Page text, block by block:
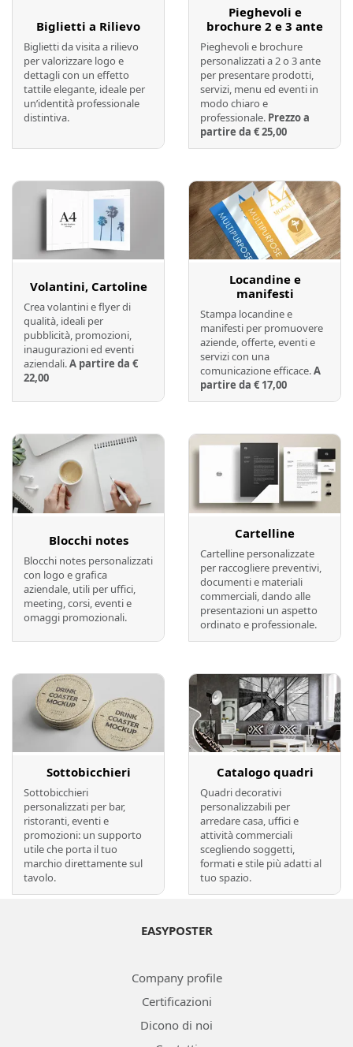
Biglietti a Rilievo
Biglietti da visita a rilievo
per valorizzare logo e
dettagli con un effetto
tattile elegante, ideale per
un’identità professionale
distintiva.
Pieghevoli e
brochure 2 e 3 ante
Pieghevoli e brochure
personalizzati a 2 o 3 ante
per presentare prodotti,
servizi, menu ed eventi in
modo chiaro e
professionale. Prezzo a
partire da € 25,00
Volantini, Cartoline
Crea volantini e flyer di
qualità, ideali per
pubblicità, promozioni,
inaugurazioni ed eventi
aziendali.A partire da €
22,00
Locandine e
manifesti
Stampa locandine e
manifesti per promuovere
aziende, offerte, eventi e
servizi con una
comunicazione efficace.A
partire da € 17,00
Blocchi notes
Blocchi notes personalizzati
con logo e grafica
aziendale, utili per uffici,
meeting, corsi, eventi e
omaggi promozionali.
Cartelline
Cartelline personalizzate
per raccogliere preventivi,
documenti e materiali
commerciali, dando alle
presentazioni un aspetto
ordinato e professionale.
Sottobicchieri
Sottobicchieri
personalizzati per bar,
ristoranti, eventi e
promozioni: un supporto
utile che porta il tuo
marchio direttamente sul
tavolo.
Catalogo quadri
Quadri decorativi
personalizzabili per
arredare casa, uffici e
attività commerciali
scegliendo soggetti,
formati e stile più adatti al
tuo spazio.
EASYPOSTER
Company profile
Certificazioni
Dicono di noi